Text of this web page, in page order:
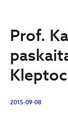
Prof.
2015-09-08